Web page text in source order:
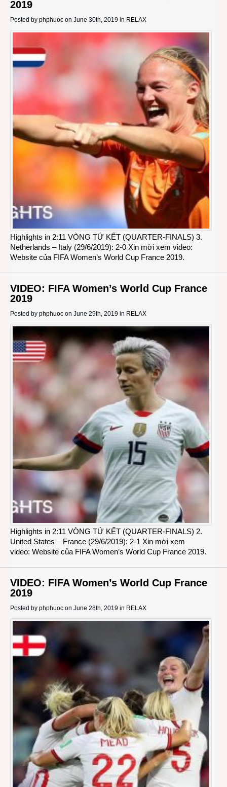
2019
Posted by phphuoc on June 30th, 2019 in RELAX
Highlights in 2:11 VÒNG TỨ KẾT (QUARTER-FINALS) 3.
Netherlands – Italy (29/6/2019): 2-0 Xin mời xem video:
Website của FIFA Women’s World Cup France 2019.
VIDEO: FIFA Women’s World Cup France
2019
Posted by phphuoc on June 29th, 2019 in RELAX
Highlights in 2:11 VÒNG TỨ KẾT (QUARTER-FINALS) 2.
United States – France (29/6/2019): 2-1 Xin mời xem
video: Website của FIFA Women’s World Cup France 2019.
VIDEO: FIFA Women’s World Cup France
2019
Posted by phphuoc on June 28th, 2019 in RELAX